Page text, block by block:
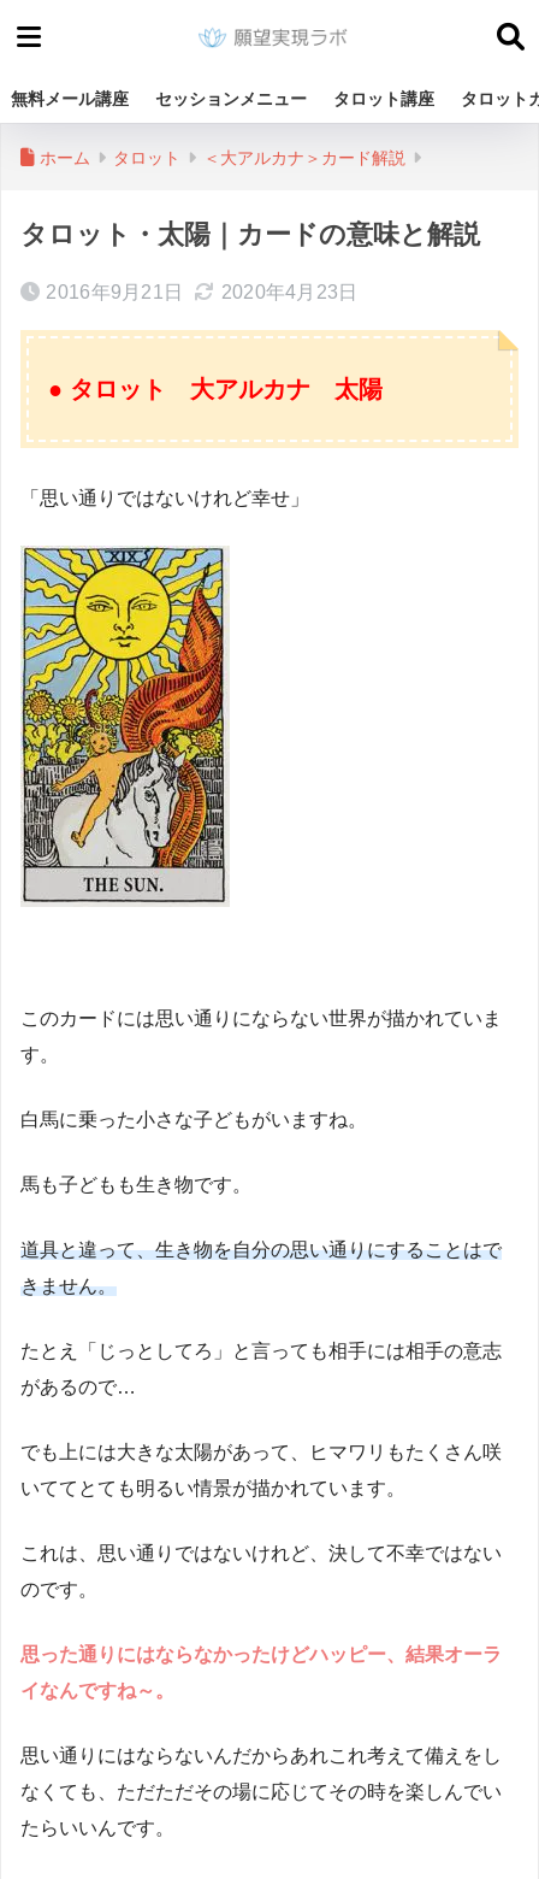
無料メール講座 セッションメニュー タロット講座 タロット
ホーム タロット ＜大アルカナ＞カード解説
タロット・太陽｜カードの意味と解説
2016年9月21日 2020年4月23日
● タロット 大アルカナ 太陽
「思い通りではないけれど幸せ」
このカードには思い通りにならない世界が描かれていま
す。
白馬に乗った小さな子どもがいますね。
馬も子どもも生き物です。
道具と違って、生き物を自分の思い通りにすることはで
きません。
たとえ「じっとしてろ」と言っても相手には相手の意志
があるので…
でも上には大きな太陽があって、ヒマワリもたくさん咲
いててとても明るい情景が描かれています。
これは、思い通りではないけれど、決して不幸ではない
のです。
思った通りにはならなかったけどハッピー、結果オーラ
イなんですね～。
思い通りにはならないんだからあれこれ考えて備えをし
なくても、ただただその場に応じてその時を楽しんでい
たらいいんです。